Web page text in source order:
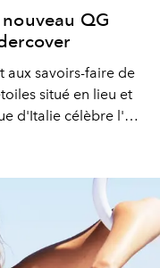
QG
aux savoirs-faire de
situé en lieu et
d'Italie célèbre l'art
intemporelle.